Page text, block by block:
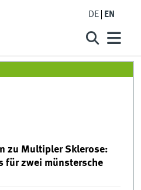
DE EN
zu Multipler Sklerose:
für zwei münstersche